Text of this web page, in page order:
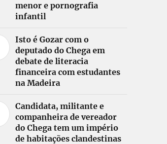
menor e pornografia
infantil
Isto é Gozar com o
deputado do Chega em
debate de literacia
financeira com estudantes
na Madeira
Candidata, militante e
companheira de vereador
do Chega tem um império
de habitações clandestinas